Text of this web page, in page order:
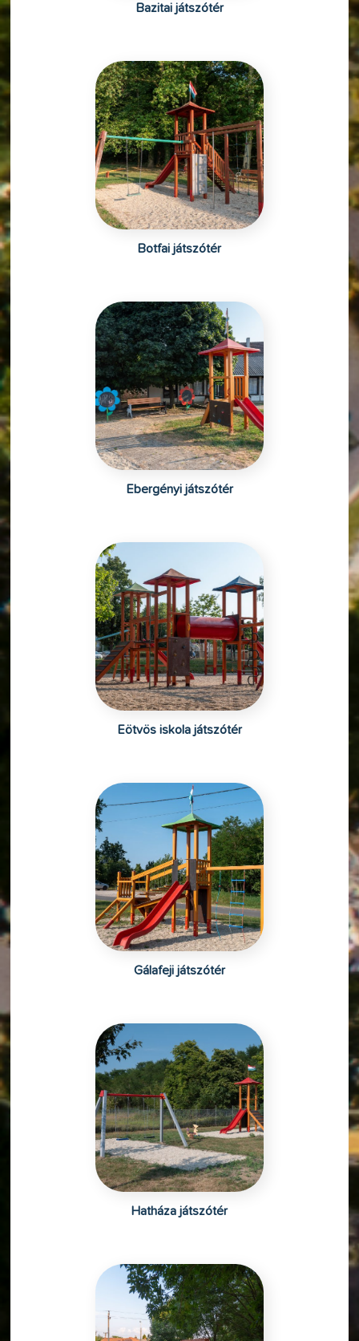
Bazitai játszótér
Botfai játszótér
Ebergényi játszótér
Eötvös iskola játszótér
Gálafeji játszótér
Hatháza játszótér